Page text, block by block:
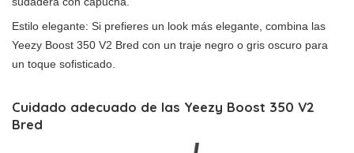
Estilo elegante: Si prefieres un look más elegante, combina las
Yeezy Boost 350 V2 Bred con un traje negro o gris oscuro para
un toque sofisticado.
Cuidado adecuado de las Yeezy Boost 350 V2
Bred